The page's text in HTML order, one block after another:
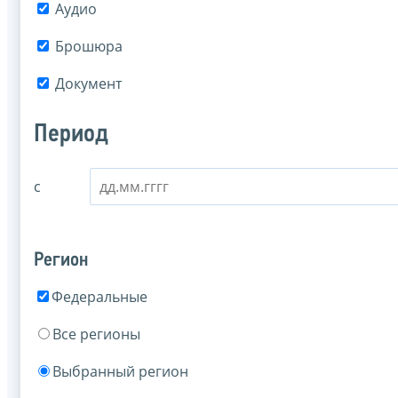
Аудио
Брошюра
Документ
Период
с
Регион
Федеральные
Все регионы
Выбранный регион